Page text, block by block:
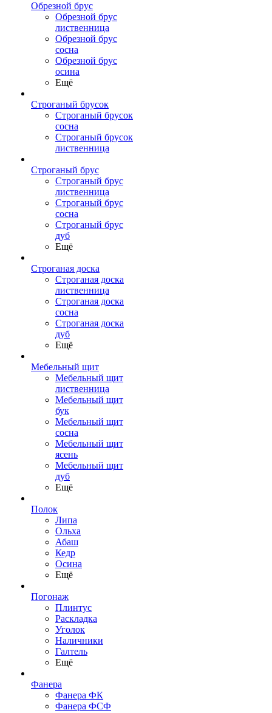
Обрезной брус
Обрезной брус
лиственница
Обрезной брус
сосна
Обрезной брус
осина
Ещё
Строганый брусок
Строганый брусок
сосна
Строганый брусок
лиственница
Строганый брус
Строганый брус
лиственница
Строганый брус
сосна
Строганый брус
дуб
Ещё
Строганая доска
Строганая доска
лиственница
Строганая доска
сосна
Строганая доска
дуб
Ещё
Мебельный щит
Мебельный щит
лиственница
Мебельный щит
бук
Мебельный щит
сосна
Мебельный щит
ясень
Мебельный щит
дуб
Ещё
Полок
Липа
Ольха
Абаш
Кедр
Осина
Ещё
Погонаж
Плинтус
Раскладка
Уголок
Наличники
Галтель
Ещё
Фанера
Фанера ФК
Фанера ФСФ